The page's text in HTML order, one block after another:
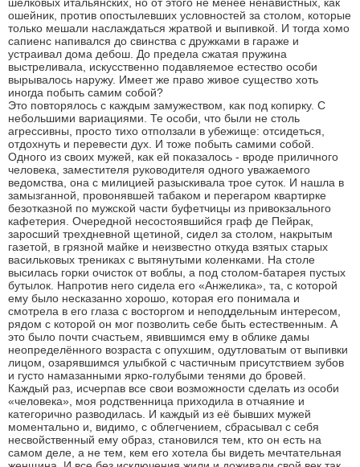
шелковых итальянских, но от этого не менее ненавистных, как
ошейник, против опостылевших условностей за столом, которые
только мешали наслаждаться жратвой и выпивкой. И тогда хомо
сапиенс напивался до свинства с дружками в гараже и
устраивал дома дебош. До предела сжатая пружина
выстреливала, искусственно подавляемое естество особи
вырывалось наружу. Имеет же право живое существо хоть
иногда побыть самим собой?
Это повторялось с каждым замужеством, как под копирку. С
небольшими вариациями. Те особи, что были не столь
агрессивны, просто тихо отползали в убежище: отсидеться,
отдохнуть и перевести дух. И тоже побыть самими собой.
Одного из своих мужей, как ей показалось - вроде приличного
человека, заместителя руководителя одного уважаемого
ведомства, она с милицией разыскивала трое суток. И нашла в
замызганной, провонявшей табаком и перегаром квартирке
безотказной по мужской части буфетчицы из привокзального
кафетерия. Очередной несостоявшийся граф де Пейрак,
заросший трехдневной щетиной, сидел за столом, накрытым
газетой, в грязной майке и неизвестно откуда взятых старых
васильковых трениках с вытянутыми коленками. На столе
высилась горки очисток от воблы, а под столом-батарея пустых
бутылок. Напротив него сидела его «Анжелика», та, с которой
ему было несказанно хорошо, которая его понимала и
смотрела в его глаза с восторгом и неподдельным интересом,
рядом с которой он мог позволить себе быть естественным. А
это было почти счастьем, явившимся ему в облике дамы
неопределённого возраста с опухшим, одутловатым от выпивки
лицом, озарявшимся улыбкой с частичным присутствием зубов
и густо намазанными ярко-голубыми тенями до бровей.
Каждый раз, исчерпав все свои возможности сделать из особи
«человека», моя родственница приходила в отчаяние и
категорично разводилась. И каждый из её бывших мужей
моментально и, видимо, с облегчением, сбрасывал с себя
несвойственный ему образ, становился тем, кто он есть на
самом деле, а не тем, кем его хотела бы видеть мечтательная